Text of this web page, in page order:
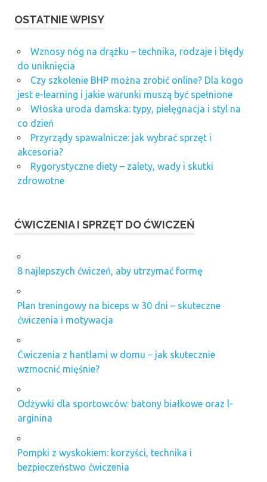
OSTATNIE WPISY
Wznosy nóg na drążku – technika, rodzaje i błędy
do uniknięcia
Czy szkolenie BHP można zrobić online? Dla kogo
jest e-learning i jakie warunki muszą być spełnione
Włoska uroda damska: typy, pielęgnacja i styl na
co dzień
Przyrządy spawalnicze: jak wybrać sprzęt i
akcesoria?
Rygorystyczne diety – zalety, wady i skutki
zdrowotne
ĆWICZENIA I SPRZĘT DO ĆWICZEŃ
8 najlepszych ćwiczeń, aby utrzymać formę
Plan treningowy na biceps w 30 dni – skuteczne
ćwiczenia i motywacja
Ćwiczenia z hantlami w domu – jak skutecznie
wzmocnić mięśnie?
Odżywki dla sportowców: batony białkowe oraz l-
arginina
Pompki z wyskokiem: korzyści, technika i
bezpieczeństwo ćwiczenia